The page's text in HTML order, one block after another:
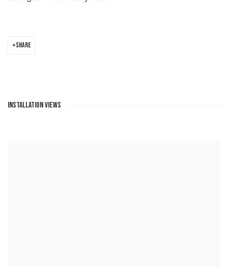
SHARE
INSTALLATION VIEWS